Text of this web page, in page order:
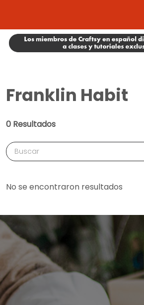
Franklin Habit
0 Resultados
Buscar
No se encontraron resultados